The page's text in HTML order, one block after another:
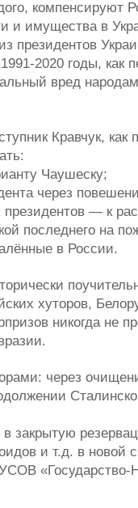
компенсируют
и имущества в
президентов
2020 годы, как
вред
Кравчук, как
Чаушеску;
через
президентов — к
последнего на
в России.
хуторов,
никогда не
через
закрытую
и т.д. в новой